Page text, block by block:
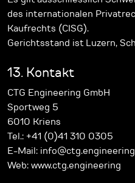
des internationalen
Kaufrechts (CISG).
Gerichtsstand ist Luzern,
13. Kontakt
CTG Engineering GmbH
Sportweg 5
6010 Kriens
Tel.: +41 (0)41 310 0305
E-Mail: info@ctg.engineering
Web: www.ctg.engineering